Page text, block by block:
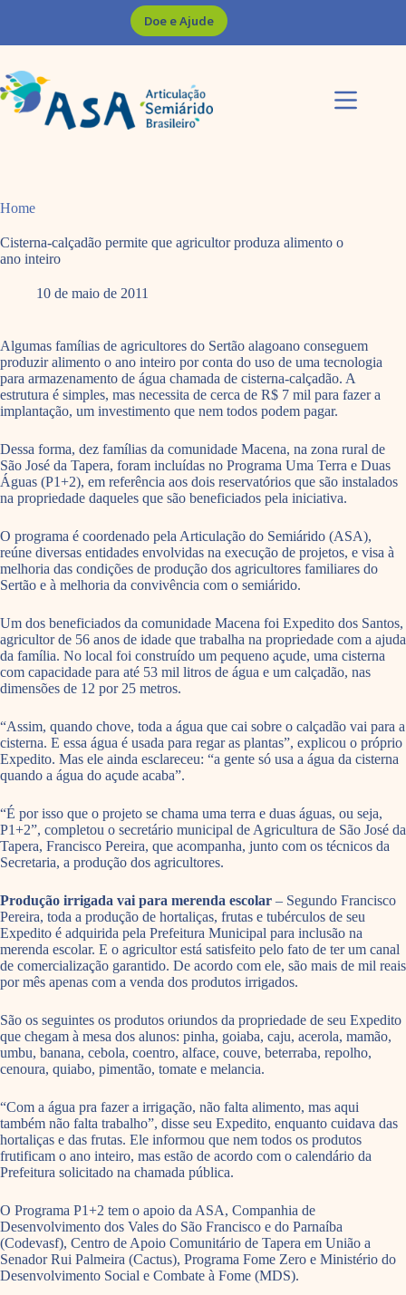
Doe e Ajude
Home
Cisterna-calçadão permite que agricultor produza alimento o
ano inteiro
10 de maio de 2011
Algumas famílias de agricultores do Sertão alagoano conseguem
produzir alimento o ano inteiro por conta do uso de uma tecnologia
para armazenamento de água chamada de cisterna-calçadão. A
estrutura é simples, mas necessita de cerca de R$ 7 mil para fazer a
implantação, um investimento que nem todos podem pagar.
Dessa forma, dez famílias da comunidade Macena, na zona rural de
São José da Tapera, foram incluídas no Programa Uma Terra e Duas
Águas (P1+2), em referência aos dois reservatórios que são instalados
na propriedade daqueles que são beneficiados pela iniciativa.
O programa é coordenado pela Articulação do Semiárido (ASA),
reúne diversas entidades envolvidas na execução de projetos, e visa à
melhoria das condições de produção dos agricultores familiares do
Sertão e à melhoria da convivência com o semiárido.
Um dos beneficiados da comunidade Macena foi Expedito dos Santos,
agricultor de 56 anos de idade que trabalha na propriedade com a ajuda
da família. No local foi construído um pequeno açude, uma cisterna
com capacidade para até 53 mil litros de água e um calçadão, nas
dimensões de 12 por 25 metros.
“Assim, quando chove, toda a água que cai sobre o calçadão vai para a
cisterna. E essa água é usada para regar as plantas”, explicou o próprio
Expedito. Mas ele ainda esclareceu: “a gente só usa a água da cisterna
quando a água do açude acaba”.
“É por isso que o projeto se chama uma terra e duas águas, ou seja,
P1+2”, completou o secretário municipal de Agricultura de São José da
Tapera, Francisco Pereira, que acompanha, junto com os técnicos da
Secretaria, a produção dos agricultores.
Produção irrigada vai para merenda escolar – Segundo Francisco
Pereira, toda a produção de hortaliças, frutas e tubérculos de seu
Expedito é adquirida pela Prefeitura Municipal para inclusão na
merenda escolar. E o agricultor está satisfeito pelo fato de ter um canal
de comercialização garantido. De acordo com ele, são mais de mil reais
por mês apenas com a venda dos produtos irrigados.
São os seguintes os produtos oriundos da propriedade de seu Expedito
que chegam à mesa dos alunos: pinha, goiaba, caju, acerola, mamão,
umbu, banana, cebola, coentro, alface, couve, beterraba, repolho,
cenoura, quiabo, pimentão, tomate e melancia.
“Com a água pra fazer a irrigação, não falta alimento, mas aqui
também não falta trabalho”, disse seu Expedito, enquanto cuidava das
hortaliças e das frutas. Ele informou que nem todos os produtos
frutificam o ano inteiro, mas estão de acordo com o calendário da
Prefeitura solicitado na chamada pública.
O Programa P1+2 tem o apoio da ASA, Companhia de
Desenvolvimento dos Vales do São Francisco e do Parnaíba
(Codevasf), Centro de Apoio Comunitário de Tapera em União a
Senador Rui Palmeira (Cactus), Programa Fome Zero e Ministério do
Desenvolvimento Social e Combate à Fome (MDS).